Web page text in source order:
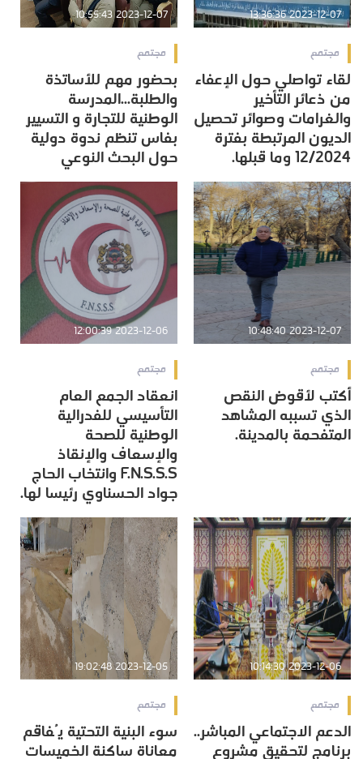
2023-12-07 13:36:36
مجتمع
لقاء تواصلي حول الإعفاء
من ذعائر التأخير
والغرامات وصوائر تحصيل
الديون المرتبطة بفترة
12/2024 وما قبلها.
2023-12-07 10:55:43
مجتمع
بحضور مهم للأساتذة
والطلبة...المدرسة
الوطنية للتجارة و التسيير
بفاس تنظم ندوة دولية
حول البحث النوعي
2023-12-07 10:48:40
مجتمع
أكتب لأقوض النقص
الذي تسببه المشاهد
المتفحمة بالمدينة.
2023-12-06 12:00:39
مجتمع
انعقاد الجمع العام
التأسيسي للفدرالية
الوطنية للصحة
والإسعاف والإنقاذ
F.N.S.S.S وانتخاب الحاج
جواد الحسناوي رئيسا لها.
2023-12-06 10:14:30
مجتمع
الدعم الاجتماعي المباشر..
برنامج لتحقيق مشروع
2023-12-05 19:02:48
مجتمع
سوء البنية التحتية يُفاقم
معاناة ساكنة الخميسات